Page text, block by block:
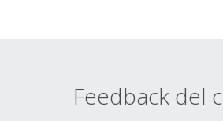
Feedback del